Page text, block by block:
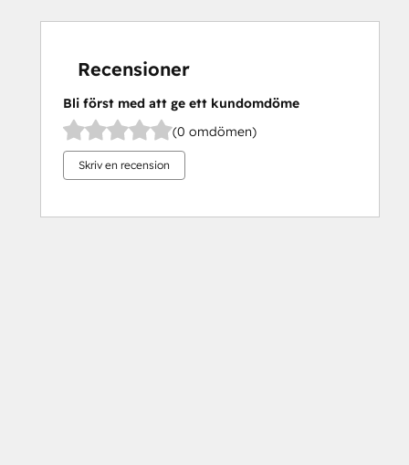
Recensioner
Bli först med att ge ett kundomdöme
(0 omdömen)
Skriv en recension